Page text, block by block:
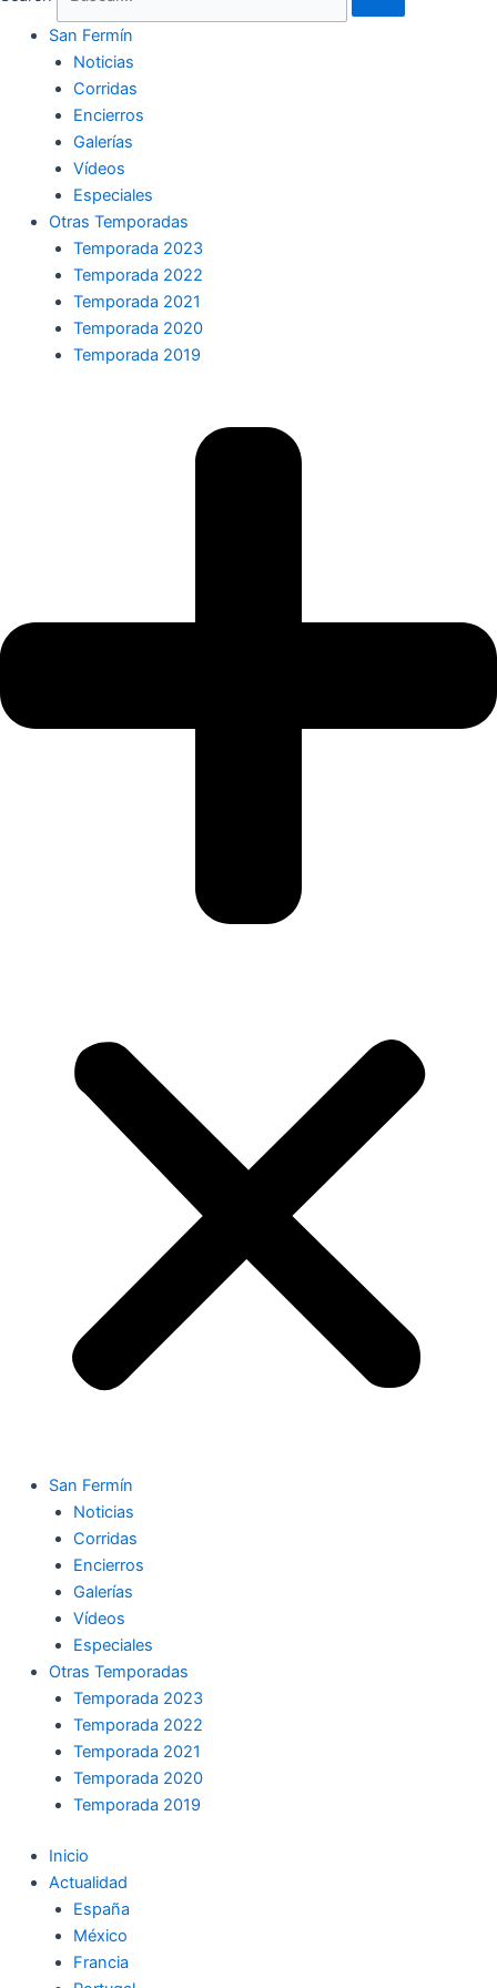
San Fermín
Noticias
Corridas
Encierros
Galerías
Vídeos
Especiales
Otras Temporadas
Temporada 2023
Temporada 2022
Temporada 2021
Temporada 2020
Temporada 2019
San Fermín
Noticias
Corridas
Encierros
Galerías
Vídeos
Especiales
Otras Temporadas
Temporada 2023
Temporada 2022
Temporada 2021
Temporada 2020
Temporada 2019
Inicio
Actualidad
España
México
Francia